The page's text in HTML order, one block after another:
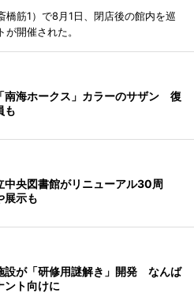
橋筋1）で8月1日、閉店後の館内を巡
開催された。
南海ホークス」カラーのサザン 復
も
中央図書館がリニューアル30周
示も
設が「研修用謎解き」開発 なんば
ント向けに